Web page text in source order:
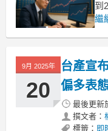
到
產
好
台
繼
9月 2025年
20
台產宣
偏多表
最後更新
撰文者：
標籤： 即